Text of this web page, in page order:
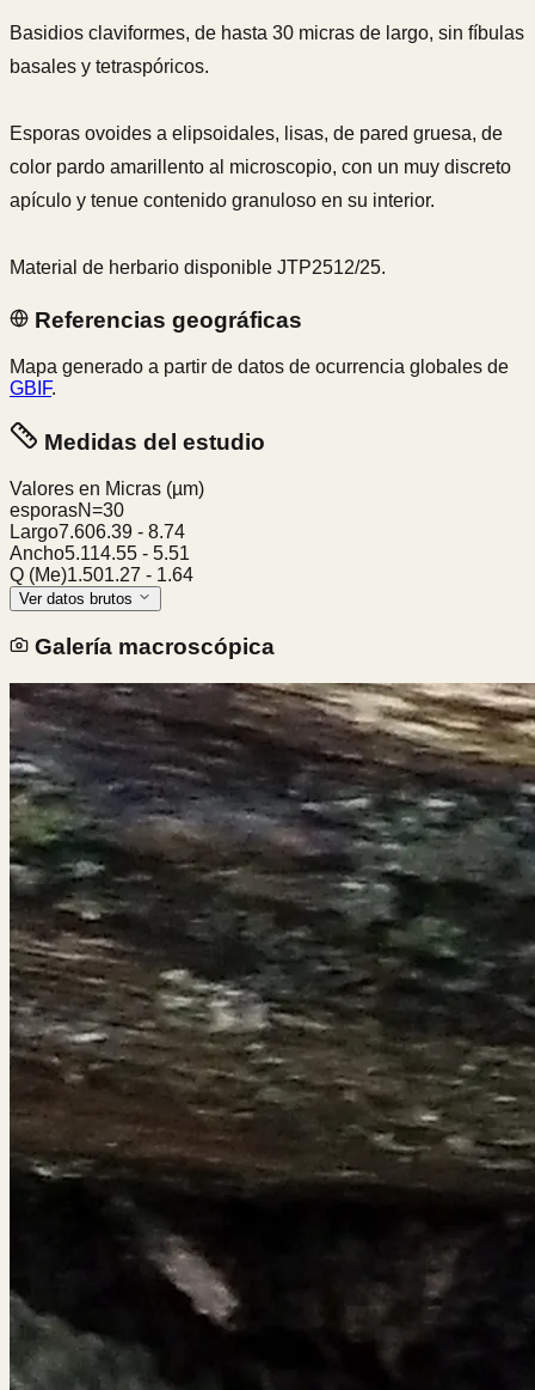
Basidios claviformes, de hasta 30 micras de largo, sin fíbulas
basales y tetraspóricos.
Esporas ovoides a elipsoidales, lisas, de pared gruesa, de
color pardo amarillento al microscopio, con un muy discreto
apículo y tenue contenido granuloso en su interior.
Material de herbario disponible JTP2512/25.
Referencias geográficas
Mapa generado a partir de datos de ocurrencia globales de
GBIF.
Medidas del estudio
Valores en Micras (µm)
esporasN=30
Largo7.606.39 - 8.74
Ancho5.114.55 - 5.51
Q (Me)1.501.27 - 1.64
Ver datos brutos
Galería macroscópica